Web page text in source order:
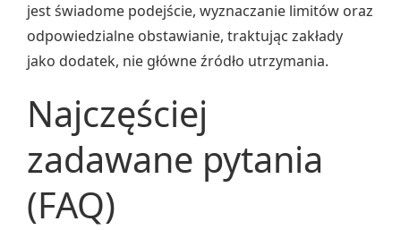
jest świadome podejście, wyznaczanie limitów oraz
odpowiedzialne obstawianie, traktując zakłady
jako dodatek, nie główne źródło utrzymania.
Najczęściej
zadawane pytania
(FAQ)